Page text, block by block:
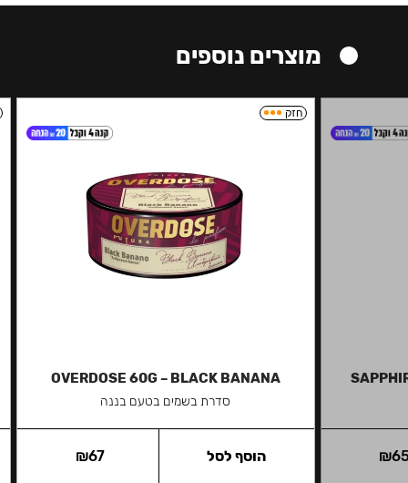
מוצרים נוספים
₪
חזק
OVERDOSE 60G – BLACK BANANA
סדרת בשמים בטעם בננה
₪67 הוסף לסל